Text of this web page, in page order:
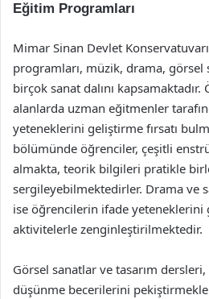
Eğitim Programları
Mimar Sinan Devlet
programları, müzik, drama, görsel
birçok sanat dalını
alanlarda uzman eğitmenler
yeteneklerini geliştirme fırsatı
bölümünde öğrenciler, çeşitli
almakta, teorik bilgileri pratikle
sergileyebilmektedirler. Drama ve
ise öğrencilerin ifade
aktivitelerle zenginleştirilmektedir.
Görsel sanatlar ve tasarım dersleri,
düşünme becerilerini pekiştirmekle